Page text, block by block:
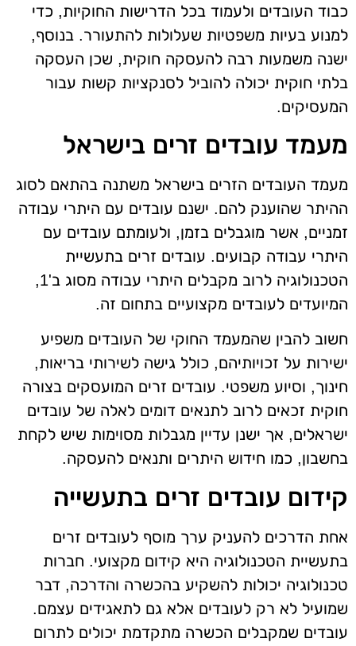
כבוד העובדים ולעמוד בכל הדרישות החוקיות, כדי
למנוע בעיות משפטיות שעלולות להתעורר. בנוסף,
ישנה משמעות רבה להעסקה חוקית, שכן העסקה
בלתי חוקית יכולה להוביל לסנקציות קשות עבור
המעסיקים.
מעמד עובדים זרים בישראל
מעמד העובדים הזרים בישראל משתנה בהתאם לסוג
ההיתר שהוענק להם. ישנם עובדים עם היתרי עבודה
זמניים, אשר מוגבלים בזמן, ולעומתם עובדים עם
היתרי עבודה קבועים. עובדים זרים בתעשיית
הטכנולוגיה לרוב מקבלים היתרי עבודה מסוג ב'1,
המיועדים לעובדים מקצועיים בתחום זה.
חשוב להבין שהמעמד החוקי של העובדים משפיע
ישירות על זכויותיהם, כולל גישה לשירותי בריאות,
חינוך, וסיוע משפטי. עובדים זרים המועסקים בצורה
חוקית זכאים לרוב לתנאים דומים לאלה של עובדים
ישראלים, אך ישנן עדיין מגבלות מסוימות שיש לקחת
בחשבון, כמו חידוש היתרים ותנאים להעסקה.
קידום עובדים זרים בתעשייה
אחת הדרכים להעניק ערך מוסף לעובדים זרים
בתעשיית הטכנולוגיה היא קידום מקצועי. חברות
טכנולוגיה יכולות להשקיע בהכשרה והדרכה, דבר
שמועיל לא רק לעובדים אלא גם לתאגידים עצמם.
עובדים שמקבלים הכשרה מתקדמת יכולים לתרום